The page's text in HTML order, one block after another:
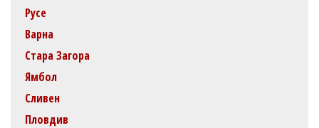
Русе
Варна
Стара Загора
Ямбол
Сливен
Пловдив